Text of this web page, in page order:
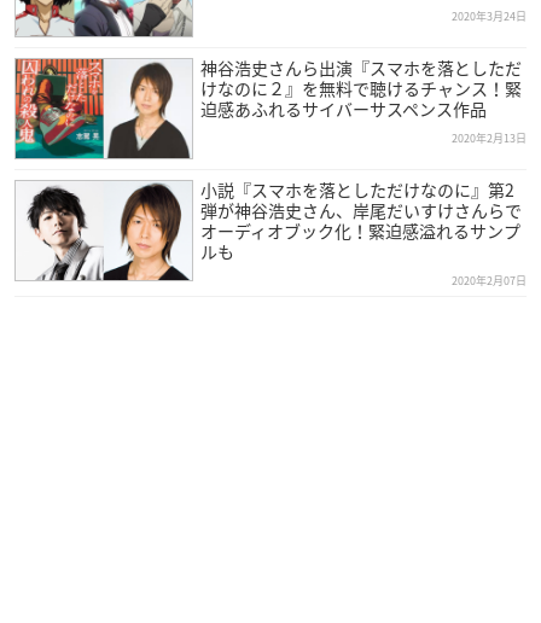
2020年3月24日
神谷浩史さんら出演『スマホを落としただ
けなのに２』を無料で聴けるチャンス！緊
迫感あふれるサイバーサスペンス作品
2020年2月13日
小説『スマホを落としただけなのに』第2
弾が神谷浩史さん、岸尾だいすけさんらで
オーディオブック化！緊迫感溢れるサンプ
ルも
2020年2月07日